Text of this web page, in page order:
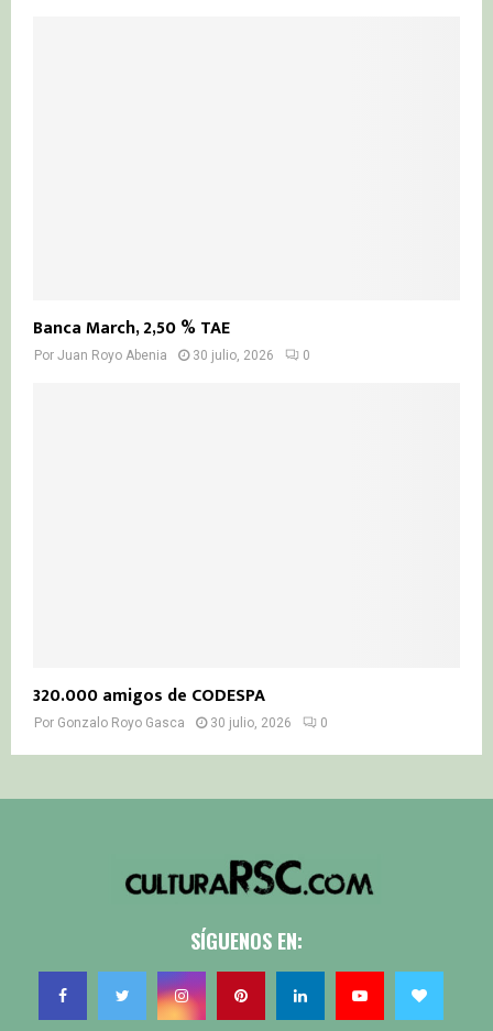
Banca March, 2,50 % TAE
Por Juan Royo Abenia 30 julio, 2026 0
320.000 amigos de CODESPA
Por Gonzalo Royo Gasca 30 julio, 2026 0
SÍGUENOS EN: